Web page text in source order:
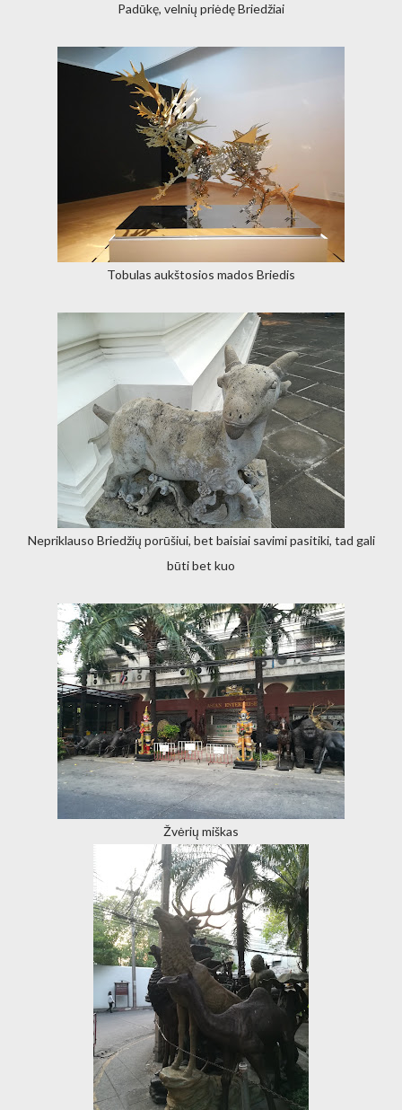
Padūkę, velnių priėdę Briedžiai
Tobulas aukštosios mados Briedis
Nepriklauso Briedžių porūšiui, bet baisiai savimi pasitiki, tad gali
būti bet kuo
Žvėrių miškas